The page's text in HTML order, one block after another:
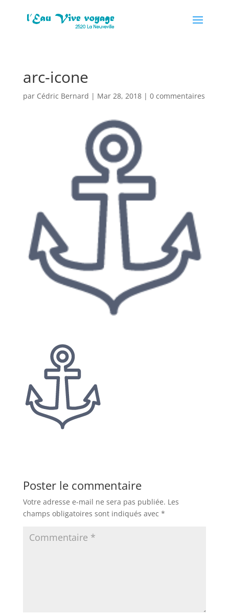
arc-icone
par Cédric Bernard | Mar 28, 2018| 0 commentaires
Poster le commentaire
Votre adresse e-mail ne sera pas publiée. Les
champs obligatoires sont indiqués avec *